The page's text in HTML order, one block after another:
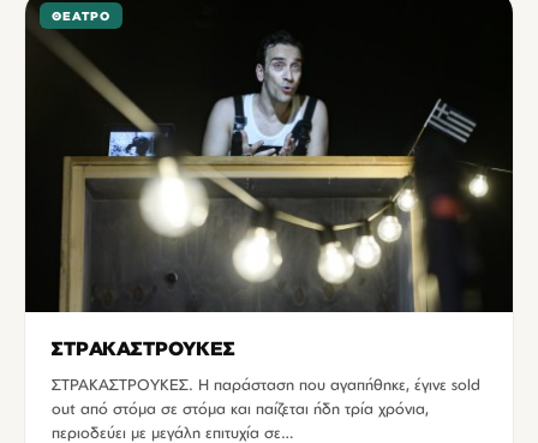
ΘΈΑΤΡΟ
ΣΤΡΑΚΑΣΤΡΟΥΚΕΣ
ΣΤΡΑΚΑΣΤΡΟΥΚΕΣ. Η παράσταση που αγαπήθηκε, έγινε sold
out από στόμα σε στόμα και παίζεται ήδη τρία χρόνια,
περιοδεύει με μεγάλη επιτυχία σε…